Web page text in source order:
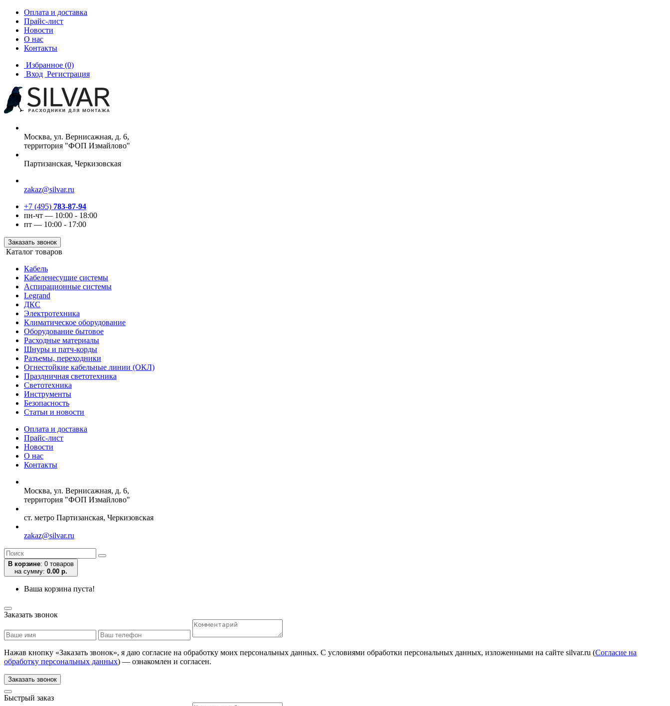
Оплата и доставка
Прайс-лист
Новости
О нас
Контакты
Избранное (0)
Вход Регистрация
Москва, ул. Вернисажная, д. 6,
территория "ФОП Измайлово"
Партизанская, Черкизовская
zakaz@silvar.ru
+7 (495) 783-87-94
пн-чт — 10:00 - 18:00
пт — 10:00 - 17:00
Заказать звонок
Каталог товаров
Кабель
Кабеленесущие системы
Аспирационные системы
Legrand
ДКС
Электротехника
Климатическое оборудование
Оборудование бытовое
Расходные материалы
Шнуры и патч-корды
Разъемы, переходники
Огнестойкие кабельные линии (ОКЛ)
Праздничная светотехника
Светотехника
Инструменты
Безопасность
Статьи и новости
Оплата и доставка
Прайс-лист
Новости
О нас
Контакты
Москва, ул. Вернисажная, д. 6,
территория "ФОП Измайлово"
ст. метро Партизанская, Черкизовская
zakaz@silvar.ru
В корзине: 0 товаров
на сумму: 0.00 р.
Ваша корзина пуста!
Заказать звонок
Нажав кнопку «Заказать звонок», я даю согласие на обработку моих персональных данных. С условиями обработки персональных данных, изложенными на сайте silvar.ru (Согласие на
обработку персональных данных) — ознакомлен и согласен.
Заказать звонок
Быстрый заказ